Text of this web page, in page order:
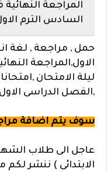
المراجعة
السادس الترم
حمل , مراجعة , لغة
الاول,المراجعة
ليلة الامتحان
,الفصل الدراسى الاول
سوف يتم اضافة
عاجل الى طلاب
الابتدائى ) ننشر